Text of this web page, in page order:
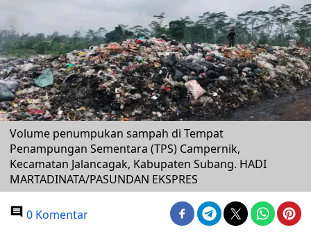
Volume penumpukan sampah di Tempat
Penampungan Sementara (TPS) Campernik,
Kecamatan Jalancagak, Kabupaten Subang. HADI
MARTADINATA/PASUNDAN EKSPRES
0 Komentar